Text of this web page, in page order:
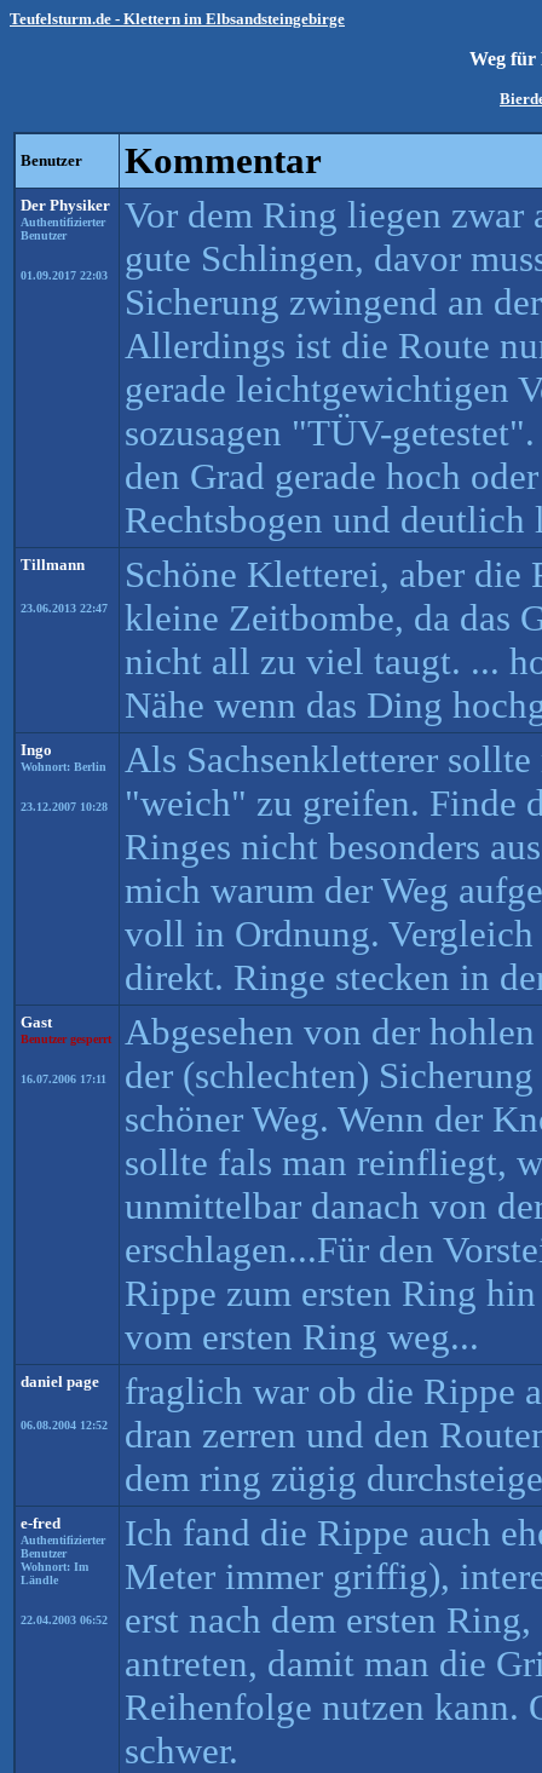
Teufelsturm.de - Klettern im Elbsandsteingebirge
Weg für
Benutzer Kommentar
Der Physiker
Authentifizierter
Benutzer
01.09.2017 22:03
Vor dem Ring liegen zwar
gute Schlingen, davor
Sicherung zwingend an
Allerdings ist die Route
gerade leichtgewichtigen
sozusagen "TÜV-
den Grad gerade hoch
Rechtsbogen und
Tillmann
23.06.2013 22:47
Schöne Kletterei, aber die
kleine Zeitbombe, da das
nicht all zu viel taugt. ...
Nähe wenn das Ding
Ingo
Wohnort: Berlin
23.12.2007 10:28
Als Sachsenkletterer
"weich" zu greifen. Finde
Ringes nicht besonders
mich warum der Weg
voll in Ordnung.
direkt. Ringe stecken in
Gast
Benutzer gesperrt
16.07.2006 17:11
Abgesehen von der
der (schlechten)
schöner Weg. Wenn der
sollte fals man reinfliegt,
unmittelbar danach von
erschlagen...Für den
Rippe zum ersten Ring
vom ersten Ring weg...
daniel page
06.08.2004 12:52
fraglich war ob die Rippe
dran zerren und den
dem ring zügig
e-fred
Authentifizierter
Benutzer
Wohnort: Im
Ländle
22.04.2003 06:52
Ich fand die Rippe auch
Meter immer griffig),
erst nach dem ersten
antreten, damit man die
Reihenfolge nutzen kann.
schwer.